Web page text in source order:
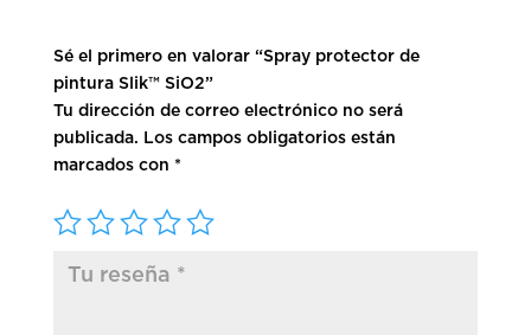
Sé el primero en valorar “Spray protector de
pintura Slik™ SiO2”
Tu dirección de correo electrónico no será
publicada. Los campos obligatorios están
marcados con *